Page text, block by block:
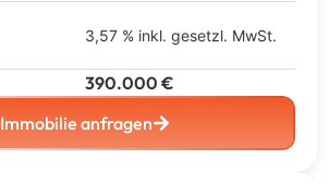
3,57 % inkl. gesetzl. MwSt.
390.000 €
Immobilie anfragen